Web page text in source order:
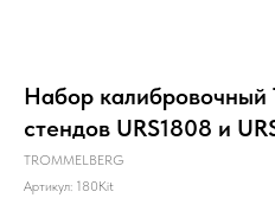
Набор калибровочный
стендов URS1808 и
TROMMELBERG
Артикул: 180Kit